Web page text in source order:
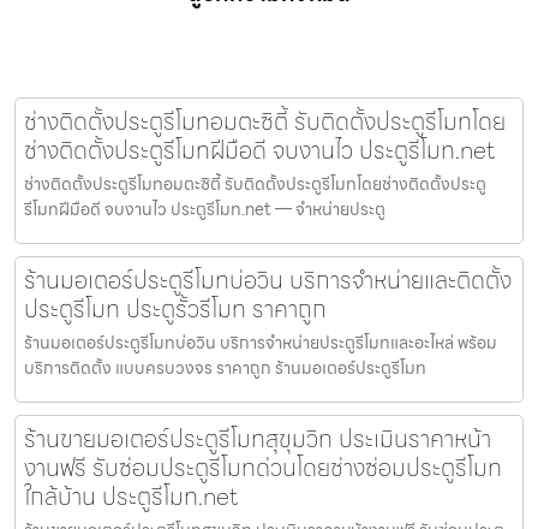
ช่างติดตั้งประตูรีโมทอมตะซิตี้ รับติดตั้งประตูรีโมทโดย
ช่างติดตั้งประตูรีโมทฝีมือดี จบงานไว ประตูรีโมท.net
ช่างติดตั้งประตูรีโมทอมตะซิตี้ รับติดตั้งประตูรีโมทโดยช่างติดตั้งประตู
รีโมทฝีมือดี จบงานไว ประตูรีโมท.net — จำหน่ายประตู
ร้านมอเตอร์ประตูรีโมทบ่อวิน บริการจำหน่ายและติดตั้ง
ประตูรีโมท ประตูรั้วรีโมท ราคาถูก
ร้านมอเตอร์ประตูรีโมทบ่อวิน บริการจำหน่ายประตูรีโมทและอะไหล่ พร้อม
บริการติดตั้ง แบบครบวงจร ราคาถูก ร้านมอเตอร์ประตูรีโมท
ร้านขายมอเตอร์ประตูรีโมทสุขุมวิท ประเมินราคาหน้า
งานฟรี รับซ่อมประตูรีโมทด่วนโดยช่างซ่อมประตูรีโมท
ใกล้บ้าน ประตูรีโมท.net